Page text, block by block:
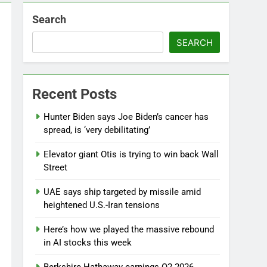
Search
SEARCH
Recent Posts
Hunter Biden says Joe Biden’s cancer has
spread, is ‘very debilitating’
Elevator giant Otis is trying to win back Wall
Street
UAE says ship targeted by missile amid
heightened U.S.-Iran tensions
Here’s how we played the massive rebound
in AI stocks this week